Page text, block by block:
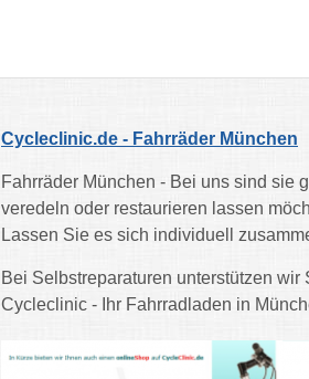
Cycleclinic.de - Fahrräder München
Fahrräder München - Bei uns sind sie
veredeln oder restaurieren lassen
Lassen Sie es sich individuell
Bei Selbstreparaturen unterstützen
Cycleclinic - Ihr Fahrradladen in